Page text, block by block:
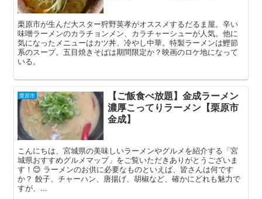
栗原市が生んだ大スター狩野英孝がオススメするだるま屋。辛い
味噌ラーメンのカラチョンメン、カラチャーシューが人気。他に
気になったメニューはカツ丼、冷やし中華。特製ラーメンは鰹節
系のスープ。五目焼きそばは期間限定か？映画のロケ地になって
いる。
栗原市
【ご飯食べ放題】金成ラーメン
濃厚こってりラーメン【栗原市
金成】
こんにちは、宮城県の美味しいラーメンやグルメを紹介する「宮
城県おすすめグルメマップ」をご覧いただきありがとうございま
す！😊 ラーメンのお供に必要なものといえば、皆さんは何です
か？ 餃子、チャーハン、唐揚げ、胡椒など、確かにどれも魅力で
すが、...